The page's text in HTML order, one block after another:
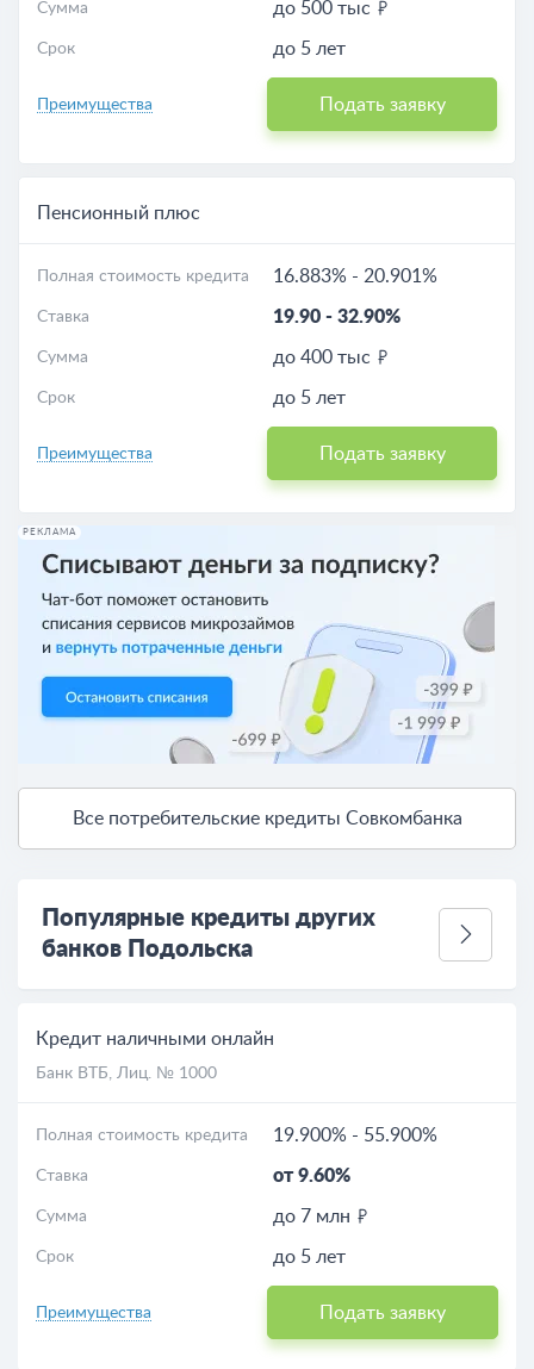
Сумма до 500 тыс
Срок до 5 лет
Преимущества Подать заявку
Пенсионный плюс
Полная стоимость кредита 16.883% - 20.901%
Ставка 19.90 - 32.90%
Сумма до 400 тыс
Срок до 5 лет
Преимущества Подать заявку
РЕКЛАМА
Все потребительские кредиты Совкомбанка
Популярные кредиты других
банков Подольска
Кредит наличными онлайн
Банк ВТБ, Лиц. № 1000
Полная стоимость кредита 19.900% - 55.900%
Ставка от 9.60%
Сумма до 7 млн
Срок до 5 лет
Преимущества Подать заявку